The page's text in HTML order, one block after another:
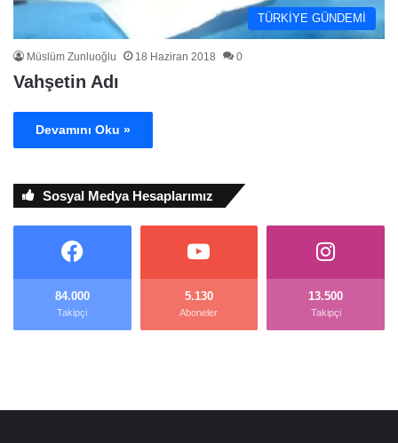
TÜRKİYE GÜNDEMİ
Müslüm Zunluoğlu 18 Haziran 2018 0
Vahşetin Adı
Devamını Oku »
Sosyal Medya Hesaplarımız
84.000
Takipçi
5.130
Aboneler
13.500
Takipçi